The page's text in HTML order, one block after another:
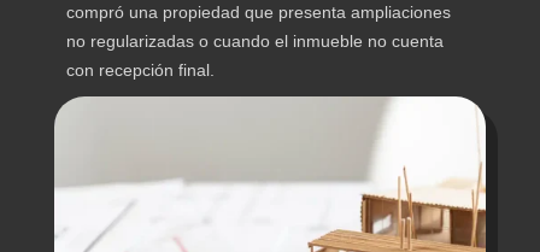
compró una propiedad que presenta ampliaciones
no regularizadas o cuando el inmueble no cuenta
con recepción final.